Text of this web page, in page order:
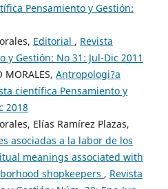
Pensamiento y Gestión:
Editorial , Revista
Gestión: No 31: Jul-Dic 2011
MORALES, Antropologi?a
científica Pensamiento y
2018
Elías Ramírez Plazas,
asociadas a la labor de los
meanings associated with
shopkeepers , Revista